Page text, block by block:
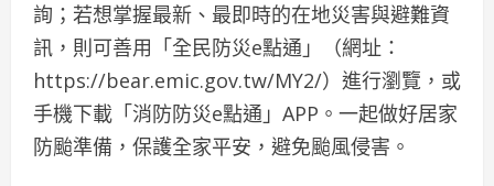
詢；若想掌握最新、最即時的在地災害與避難資
訊，則可善用「全民防災e點通」（網址：
https://bear.emic.gov.tw/MY2/）進行瀏覽，或
手機下載「消防防災e點通」APP。一起做好居家
防颱準備，保護全家平安，避免颱風侵害。